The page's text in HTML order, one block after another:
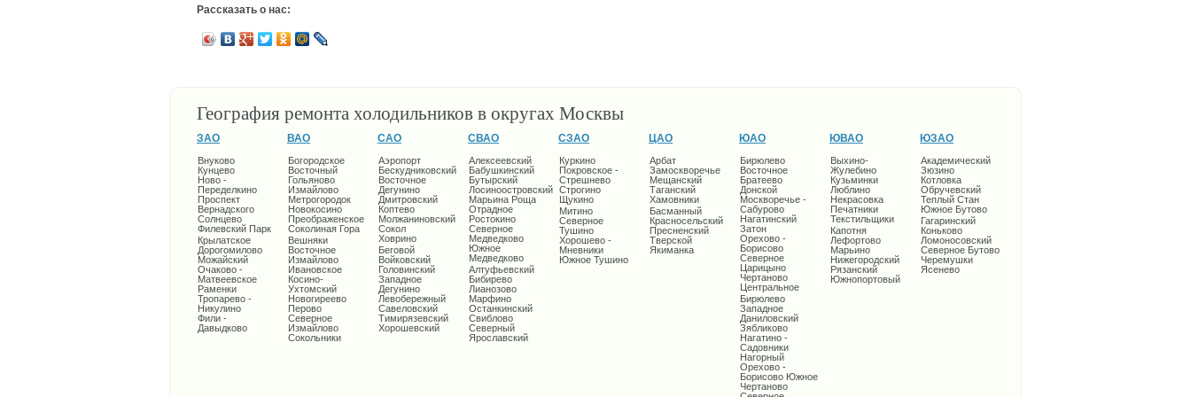
Рассказать о нас:
География ремонта холодильников в округах Москвы
ЗАО
Внуково
Кунцево
Ново -
Переделкино
Проспект
Вернадского
Солнцево
Филевский Парк
Крылатское
Дорогомилово
Можайский
Очаково -
Матвеевское
Раменки
Тропарево -
Никулино
Фили -
Давыдково
ВАО
Богородское
Восточный
Гольяново
Измайлово
Метрогородок
Новокосино
Преображенское
Соколиная Гора
Вешняки
Восточное
Измайлово
Ивановское
Косино-
Ухтомский
Новогиреево
Перово
Северное
Измайлово
Сокольники
САО
Аэропорт
Бескудниковский
Восточное
Дегунино
Дмитровский
Коптево
Молжаниновский
Сокол
Ховрино
Беговой
Войковский
Головинский
Западное
Дегунино
Левобережный
Савеловский
Тимирязевский
Хорошевский
СВАО
Алексеевский
Бабушкинский
Бутырский
Лосиноостровский
Марьина Роща
Отрадное
Ростокино
Северное
Медведково
Южное
Медведково
Алтуфьевский
Бибирево
Лианозово
Марфино
Останкинский
Свиблово
Северный
Ярославский
СЗАО
Куркино
Покровское -
Стрешнево
Строгино
Щукино
Митино
Северное
Тушино
Хорошево -
Мневники
Южное Тушино
ЦАО
Арбат
Замоскворечье
Мещанский
Таганский
Хамовники
Басманный
Красносельский
Пресненский
Тверской
Якиманка
ЮАО
Бирюлево
Восточное
Братеево
Донской
Москворечье -
Сабурово
Нагатинский
Затон
Орехово -
Борисово
Северное
Царицыно
Чертаново
Центральное
Бирюлево
Западное
Даниловский
Зябликово
Нагатино -
Садовники
Нагорный
Орехово -
Борисово Южное
Чертаново
ЮВАО
Выхино-
Жулебино
Кузьминки
Люблино
Некрасовка
Печатники
Текстильщики
Капотня
Лефортово
Марьино
Нижегородский
Рязанский
Южнопортовый
ЮЗАО
Академический
Зюзино
Котловка
Обручевский
Теплый Стан
Южное Бутово
Гагаринский
Коньково
Ломоносовский
Северное Бутово
Черемушки
Ясенево